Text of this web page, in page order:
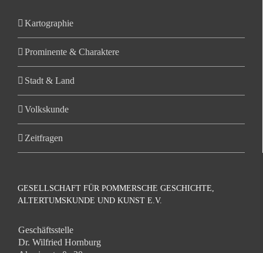
Kartographie
Prominente & Charaktere
Stadt & Land
Volkskunde
Zeitfragen
GESELLSCHAFT FÜR POMMERSCHE GESCHICHTE,
ALTERTUMSKUNDE UND KUNST E.V.
Geschäftsstelle
Dr. Wilfried Hornburg